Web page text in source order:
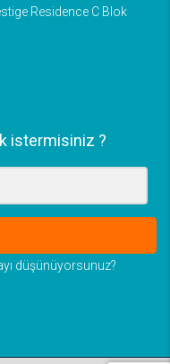
Residence C Blok
istermisiniz ?
düşünüyorsunuz?